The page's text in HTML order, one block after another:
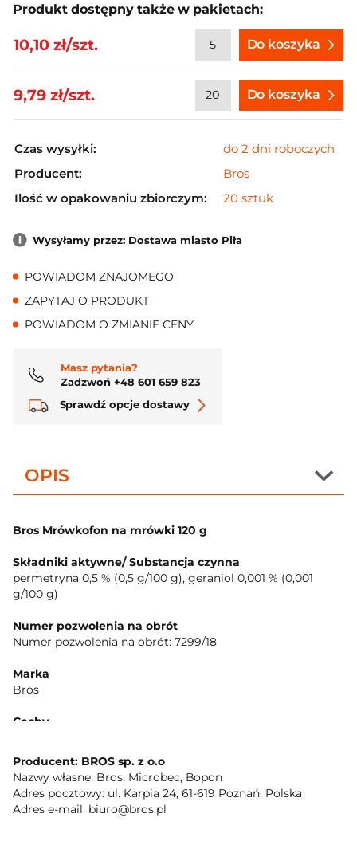
Produkt dostępny także w pakietach:
10,10 zł/szt. Do koszyka
9,79 zł/szt. Do koszyka
Czas wysyłki:
do 2 dni roboczych
Producent:
Bros
Ilość w opakowaniu zbiorczym:
20 sztuk
Wysyłamy przez: Dostawa miasto Piła
POWIADOM ZNAJOMEGO
ZAPYTAJ O PRODUKT
POWIADOM O ZMIANIE CENY
Masz pytania?
Zadzwoń +48 601 659 823
Sprawdź opcje dostawy
OPIS
Bros Mrówkofon na mrówki 120 g
Składniki aktywne/ Substancja czynna
permetryna 0,5 % (0,5 g/100 g), geraniol 0,001 % (0,001
g/100 g)
Numer pozwolenia na obrót
Numer pozwolenia na obrót: 7299/18
Marka
Bros
Cechy
gratis
Marka standaryzowana
Marka: Bros
Producent: BROS sp. z o.o
Nazwy własne: Bros, Microbec, Bopon
Adres pocztowy: ul. Karpia 24, 61-619 Poznań, Polska
Adres e-mail: biuro@bros.pl